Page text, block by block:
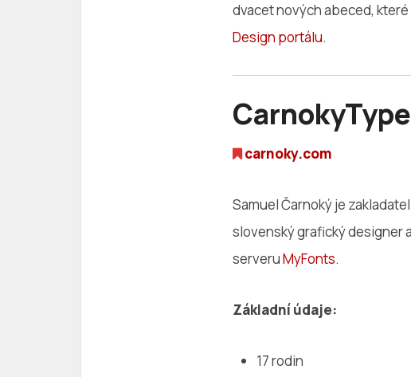
dvacet nových abeced,
Design portálu.
CarnokyType
carnoky.com
Samuel Čarnoký je
slovenský grafický designer
serveruMyFonts.
Základní údaje:
17 rodin